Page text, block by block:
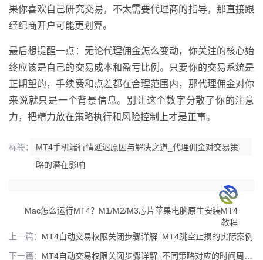
果你喜欢自己研究交易，不太需要代理商的指导，那直接跟
经纪商开户可能更划算。
最后想提醒一点：无论代理佣金怎么变动，你关注的核心始
终应该是自己的交易成本和盈亏比例。只要你的交易系统是
正期望的，手续费和点差都在合理范围内，那代理佣金对你
来说就只是一个背景信息。别让这个数字分散了你的注意
力，把精力放在策略执行和风险控制上才是正事。
标签：
MT4手机端行情延迟原因与解决之道_代理佣金对交易策
略的潜在影响
Mac怎么运行MT4？M1/M2/M3芯片苹果电脑原生安装MT4
教程
上一篇： MT4自动交易权限关闭步骤详解_MT4跳空止损的实际案例
下一篇： MT4自动交易权限关闭步骤详解_不同策略对应的时间周期选择